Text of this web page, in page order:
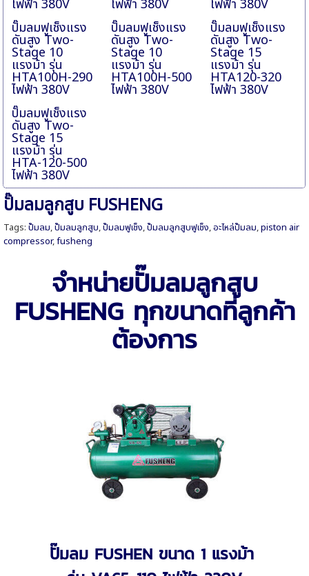
ไฟฟ้า 380V ไฟฟ้า 380V
ไฟฟ้า 380V
ปั๊มลมฟูเช็งแรง
ดันสูง Two-
Stage 10
แรงม้า รุ่น
HTA100H-290
ไฟฟ้า 380V
ปั๊มลมฟูเช็งแรง
ดันสูง Two-
Stage 10
แรงม้า รุ่น
HTA100H-500
ไฟฟ้า 380V
ปั๊มลมฟูเช็งแรง
ดันสูง Two-
Stage 15
แรงม้า รุ่น
HTA120-320
ไฟฟ้า 380V
ปั๊มลมฟูเช็งแรง
ดันสูง Two-
Stage 15
แรงม้า รุ่น
HTA-120-500
ไฟฟ้า 380V
ปั๊มลมลูกสูบ FUSHENG
Tags: ปั๊มลม,ปั๊มลมลูกสูบ,ปั๊มลมฟูเช็ง,ปั๊มลมลูกสูบฟูเช็ง,อะไหล่ปั๊มลม,piston air
compressor,fusheng
จำหน่ายปั๊มลมลูกสูบ
FUSHENG ทุกขนาดที่ลูกค้า
ต้องการ
ปั๊มลม FUSHEN ขนาด 1 แรงม้า